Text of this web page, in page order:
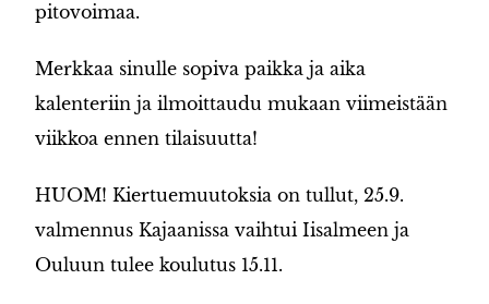
pitovoimaa.
Merkkaa sinulle sopiva paikka ja aika
kalenteriin ja ilmoittaudu mukaan viimeistään
viikkoa ennen tilaisuutta!
HUOM! Kiertuemuutoksia on tullut, 25.9.
valmennus Kajaanissa vaihtui Iisalmeen ja
Ouluun tulee koulutus 15.11.